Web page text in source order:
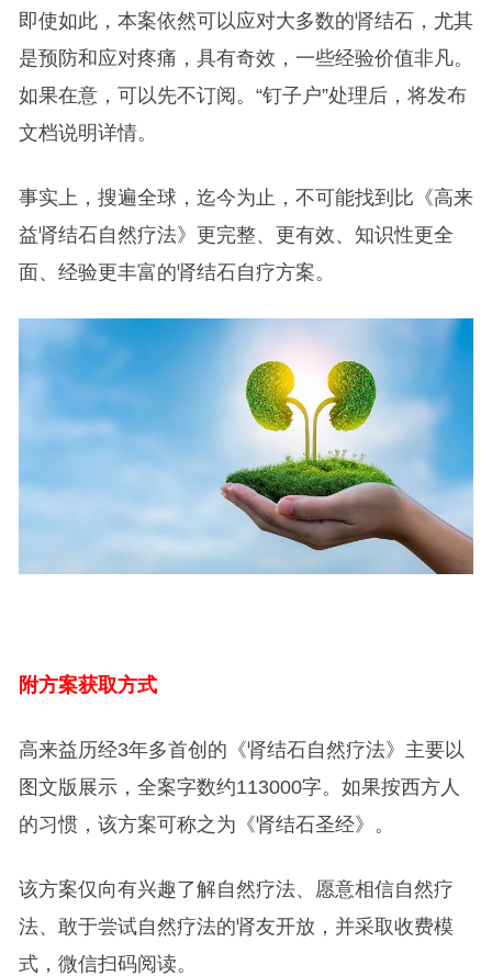
即使如此，本案依然可以应对大多数的肾结石，尤其
是预防和应对疼痛，具有奇效，一些经验价值非凡。
如果在意，可以先不订阅。“钉子户”处理后，将发布
文档说明详情。
事实上，搜遍全球，迄今为止，不可能找到比《高来
益肾结石自然疗法》更完整、更有效、知识性更全
面、经验更丰富的肾结石自疗方案。
附方案获取方式
高来益历经3年多首创的《肾结石自然疗法》主要以
图文版展示，全案字数约113000字。如果按西方人
的习惯，该方案可称之为《肾结石圣经》。
该方案仅向有兴趣了解自然疗法、愿意相信自然疗
法、敢于尝试自然疗法的肾友开放，并采取收费模
式，微信扫码阅读。